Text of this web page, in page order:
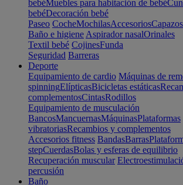
bebéMuebles para habitación de bebé
bebéDecoración bebé
Paseo CocheMochilasAccesoriosCapazos
Baño e higiene Aspirador nasalOrinales
Textil bebé CojinesFunda
Seguridad Barreras
Deporte
Equipamiento de cardio Máquinas de
spinningElípticasBicicletas estáticas
complementosCintasRodillos
Equipamiento de musculación
BancosMancuernasMáquinasPlataformas
vibratoriasRecambios y complementos
Accesorios fitness BandasBarras
stepCuerdasBolas y esferas de equilibrio
Recuperación muscular
percusión
Baño